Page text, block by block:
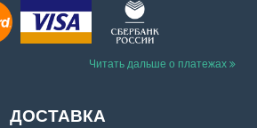
Читать дальше о платежах
ДОСТАВКА